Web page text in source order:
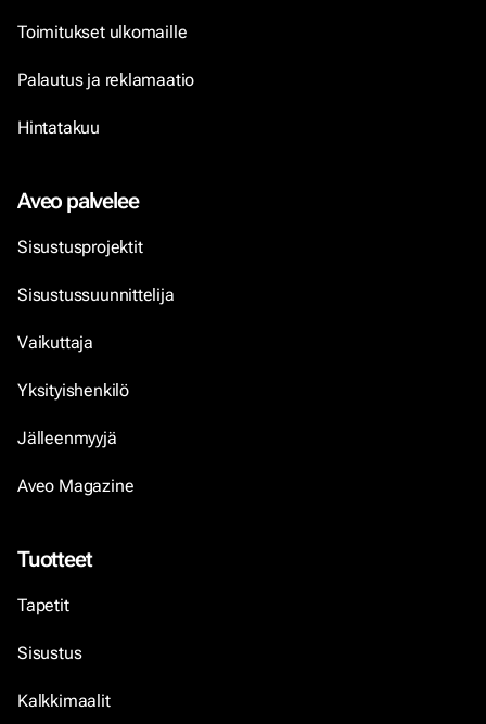
Toimitukset ulkomaille
Palautus ja reklamaatio
Hintatakuu
Aveo palvelee
Sisustusprojektit
Sisustussuunnittelija
Vaikuttaja
Yksityishenkilö
Jälleenmyyjä
Aveo Magazine
Tuotteet
Tapetit
Sisustus
Kalkkimaalit